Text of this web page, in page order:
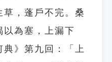
，蓬戶不完。桑
以為塞，上漏下
》第九回：「上